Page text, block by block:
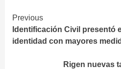
Continue
Reading
Previous
Identificación Civil presentó
identidad con mayores
Rigen nuevas